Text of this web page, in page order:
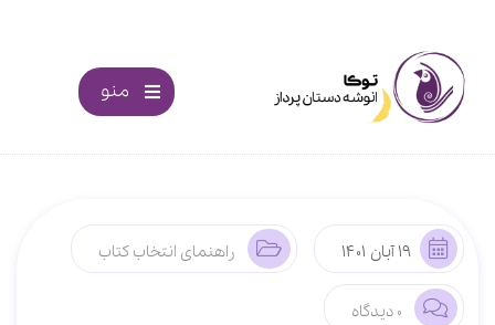
منو
19 آبان 1401 راهنمای انتخاب کتاب
0 دیدگاه